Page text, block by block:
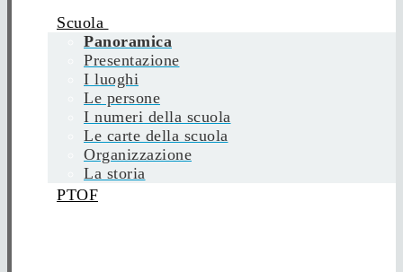
Scuola
Panoramica
Presentazione
I luoghi
Le persone
I numeri della scuola
Le carte della scuola
Organizzazione
La storia
PTOF